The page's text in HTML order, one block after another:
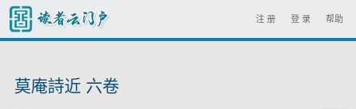
帮助
登 录
注 册
莫庵詩近 六卷